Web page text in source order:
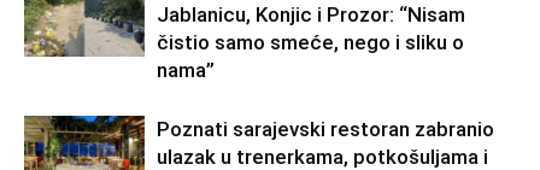
Jablanicu, Konjic i Prozor: “Nisam
čistio samo smeće, nego i sliku o
nama”
Poznati sarajevski restoran zabranio
ulazak u trenerkama, potkošuljama i